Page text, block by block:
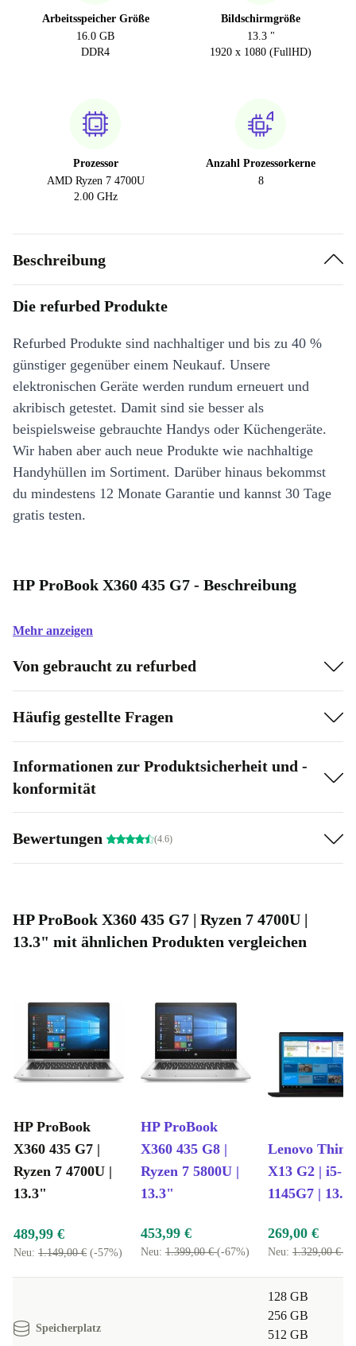
Arbeitsspeicher Größe
16.0 GB
DDR4
Bildschirmgröße
13.3 "
1920 x 1080 (FullHD)
Prozessor
AMD Ryzen 7 4700U
2.00 GHz
Anzahl Prozessorkerne
8
Beschreibung
Die refurbed Produkte
Refurbed Produkte sind nachhaltiger und bis zu 40 %
günstiger gegenüber einem Neukauf. Unsere
elektronischen Geräte werden rundum erneuert und
akribisch getestet. Damit sind sie besser als
beispielsweise gebrauchte Handys oder Küchengeräte.
Wir haben aber auch neue Produkte wie nachhaltige
Handyhüllen im Sortiment. Darüber hinaus bekommst
du mindestens 12 Monate Garantie und kannst 30 Tage
gratis testen.
HP ProBook X360 435 G7 - Beschreibung
Mehr anzeigen
Von gebraucht zu refurbed
Häufig gestellte Fragen
Informationen zur Produktsicherheit und -
konformität
Bewertungen (4.6)
HP ProBook X360 435 G7 | Ryzen 7 4700U |
13.3" mit ähnlichen Produkten vergleichen
HP ProBook
X360 435 G7 |
Ryzen 7 4700U |
13.3"
HP ProBook
X360 435 G8 |
Ryzen 7 5800U |
13.3"
Lenovo
X13 G2 | i5-
1145G7 |
489,99 €
Neu: 1.149,00 € (-57%)
453,99 €
Neu: 1.399,00 €(-67%)
269,00 €
Neu: 1.329,00 €
Speicherplatz
128 GB
256 GB
512 GB